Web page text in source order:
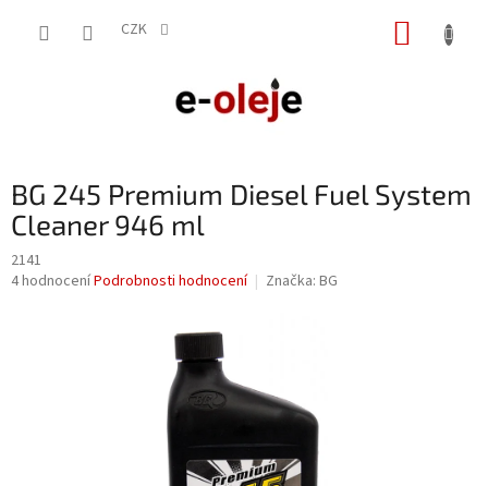
CZK
BG 245 Premium Diesel Fuel System
Cleaner 946 ml
2141
Průměrné
4 hodnoceníPodrobnosti hodnocení Značka: BG